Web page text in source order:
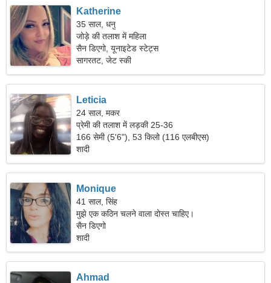
Katherine
35 साल, धनु
जोड़े की तलाश में महिला
सैन डिएगो, यूनाइटेड स्टेट्स
सागरतट, जेट स्की
Leticia
24 साल, मकर
प्रेमी की तलाश में लड़की 25-36
166 सेमी (5'6"), 53 किलो (116 एलबीएस)
शादी
Monique
41 साल, सिंह
मुझे एक कठिन चलने वाला दोस्त चाहिए।
सैन डिएगो
शादी
Ahmad